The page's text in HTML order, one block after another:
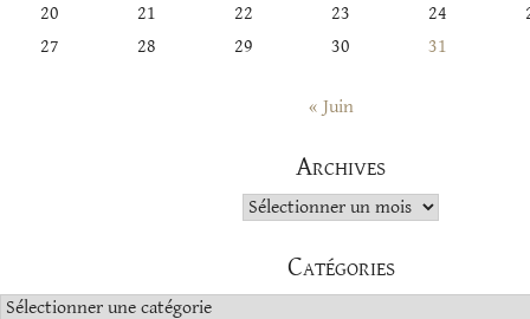
20
21 22 23 24
27
28 29 30 31
« Juin
Archives
Archives
Catégories
Catégories